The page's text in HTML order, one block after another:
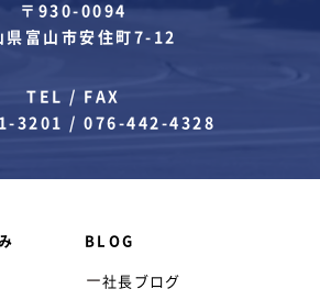
〒930-0094
県富山市安住町7-12
TEL / FAX
3201 /076-442-4328
BLOG
社長ブログ